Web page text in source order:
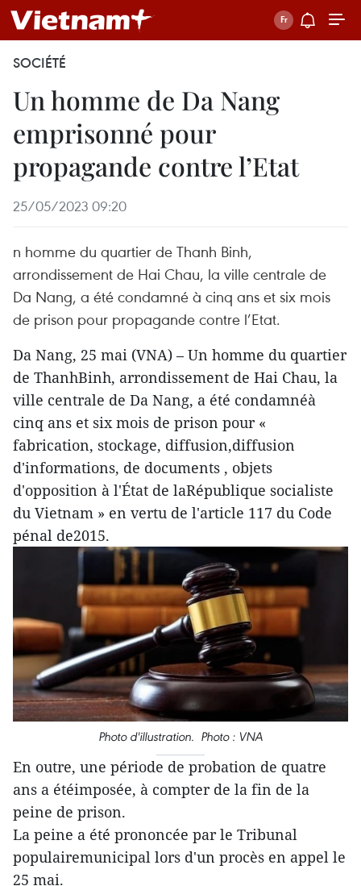
SOCIÉTÉ
Un homme de Da Nang
emprisonné pour
propagande contre l’Etat
25/05/2023 09:20
n homme du quartier de Thanh Binh,
arrondissement de Hai Chau, la ville centrale de
Da Nang, a été condamné à cinq ans et six mois
de prison pour propagande contre l’Etat.
Da Nang, 25 mai (VNA) – Un homme du quartier
de ThanhBinh, arrondissement de Hai Chau, la
ville centrale de Da Nang, a été condamnéà
cinq ans et six mois de prison pour «
fabrication, stockage, diffusion,diffusion
d'informations, de documents , objets
d'opposition à l'État de laRépublique socialiste
du Vietnam » en vertu de l'article 117 du Code
pénal de2015.
Photo d'illustration. Photo : VNA
En outre, une période de probation de quatre
ans a étéimposée, à compter de la fin de la
peine de prison.
La peine a été prononcée par le Tribunal
populairemunicipal lors d'un procès en appel le
25 mai.